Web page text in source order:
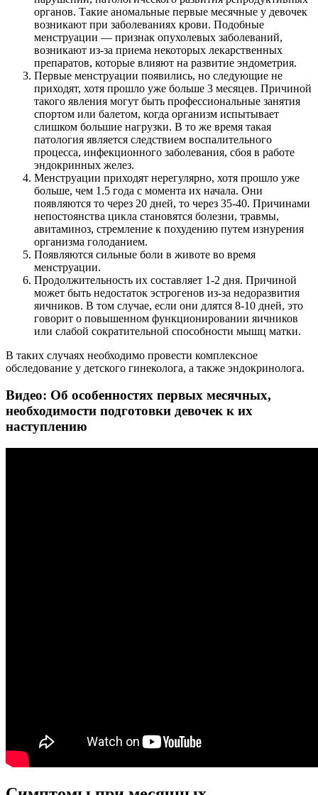
органов. Такие аномальные первые месячные у девочек
возникают при заболеваниях крови. Подобные
менструации — признак опухолевых заболеваний,
возникают из-за приема некоторых лекарственных
препаратов, которые влияют на развитие эндометрия.
Первые менструации появились, но следующие не
приходят, хотя прошло уже больше 3 месяцев. Причиной
такого явления могут быть профессиональные занятия
спортом или балетом, когда организм испытывает
слишком большие нагрузки. В то же время такая
патология является следствием воспалительного
процесса, инфекционного заболевания, сбоя в работе
эндокринных желез.
Менструации приходят нерегулярно, хотя прошло уже
больше, чем 1.5 года с момента их начала. Они
появляются то через 20 дней, то через 35-40. Причинами
непостоянства цикла становятся болезни, травмы,
авитаминоз, стремление к похудению путем изнурения
организма голоданием.
Появляются сильные боли в животе во время
менструации.
Продолжительность их составляет 1-2 дня. Причиной
может быть недостаток эстрогенов из-за недоразвития
яичников. В том случае, если они длятся 8-10 дней, это
говорит о повышенном функционировании яичников
или слабой сократительной способности мышц матки.
В таких случаях необходимо провести комплексное
обследование у детского гинеколога, а также эндокринолога.
Видео: Об особенностях первых месячных,
необходимости подготовки девочек к их
наступлению